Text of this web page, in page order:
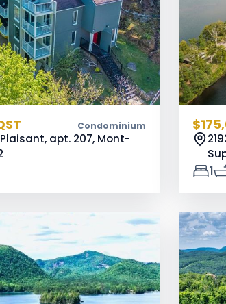
Condominium
apt. 207, Mont-
1